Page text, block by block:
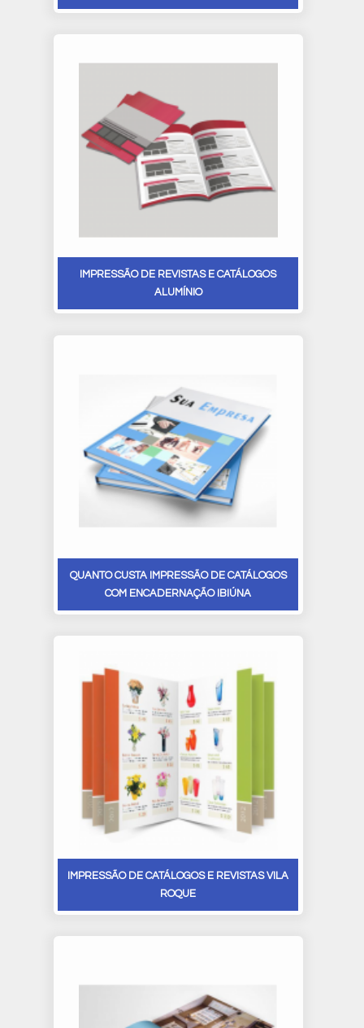
IMPRESSÃO DE REVISTAS E CATÁLOGOS
ALUMÍNIO
QUANTO CUSTA IMPRESSÃO DE CATÁLOGOS
COM ENCADERNAÇÃO IBIÚNA
IMPRESSÃO DE CATÁLOGOS E REVISTAS VILA
ROQUE